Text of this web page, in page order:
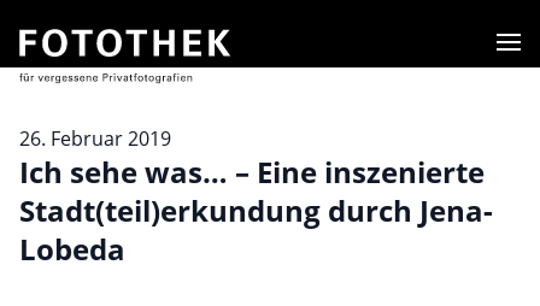
26. Februar 2019
Ich sehe was… – Eine inszenierte
Stadt(teil)erkundung durch Jena-
Lobeda